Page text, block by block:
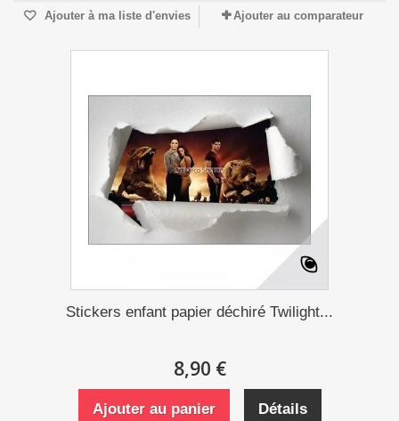
Ajouter à ma liste d'envies Ajouter au comparateur
Stickers enfant papier déchiré Twilight...
8,90 €
Ajouter au panier Détails